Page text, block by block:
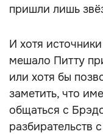
пришли лишь
И хотя
мешало Питту
или хотя бы
заметить, что
общаться с
разбирательств